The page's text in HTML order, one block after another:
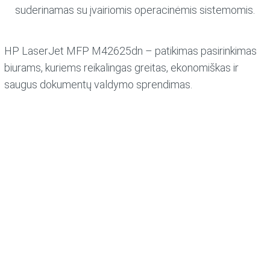
suderinamas su įvairiomis operacinėmis sistemomis.
HP LaserJet MFP M42625dn – patikimas pasirinkimas
biurams, kuriems reikalingas greitas, ekonomiškas ir
saugus dokumentų valdymo sprendimas.